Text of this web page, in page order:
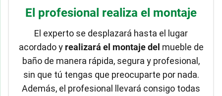
El profesional realiza el montaje
El experto se desplazará hasta el lugar
acordado y realizará el montaje del mueble de
baño de manera rápida, segura y profesional,
sin que tú tengas que preocuparte por nada.
Además, el profesional llevará consigo todas